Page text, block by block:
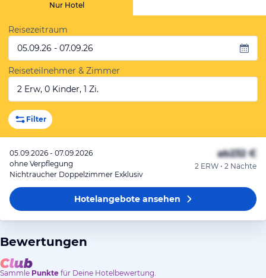
Nur Hotel
Reisezeitraum
05.09.26 - 07.09.26
Reiseteilnehmer & Zimmer
2 Erw, 0 Kinder, 1 Zi.
Filter
05.09.2026 - 07.09.2026
ohne Verpflegung
Nichtraucher Doppelzimmer Exklusiv
ab232 €
2 ERW • 2 Nächte
Hotelangeboteansehen
Bewertungen
Sammle Punkte für Deine Hotelbewertung.